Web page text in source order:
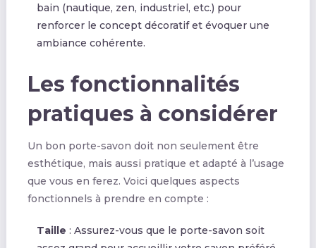
bain (nautique, zen, industriel, etc.) pour
renforcer le concept décoratif et évoquer une
ambiance cohérente.
Les fonctionnalités
pratiques à considérer
Un bon porte-savon doit non seulement être
esthétique, mais aussi pratique et adapté à l’usage
que vous en ferez. Voici quelques aspects
fonctionnels à prendre en compte :
Taille : Assurez-vous que le porte-savon soit